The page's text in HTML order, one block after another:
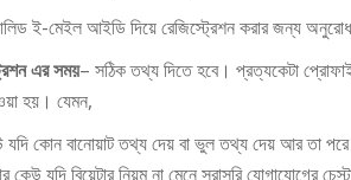
ই-মেইল আইডি দিয়ে রেজিস্ট্রেশন করার জন্য
এর সময়– সঠিক তথ্য দিতে হবে। প্রত্যকেটা
হয়। যেমন,
কোন বানোয়াট তথ্য দেয় বা ভুল তথ্য দেয় আর তা পরে
কেউ যদি বিয়েটার নিয়ম না মেনে সরাসরি যোগাযোগের